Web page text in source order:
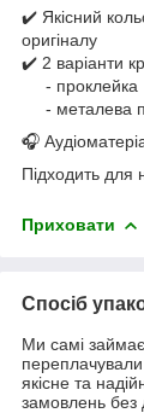
✔️ Якісний
оригіналу
✔️ 2 варіанти
- проклейка
- металева
🎧
Підходить для
Приховати
Спосіб
Ми самі
якісне та
замовлень без